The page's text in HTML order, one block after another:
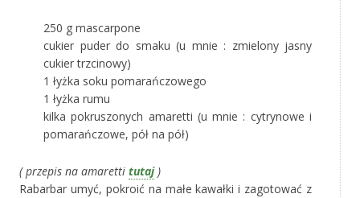
250 g mascarpone
cukier puder do smaku (u mnie : zmielony jasny
cukier trzcinowy)
1 łyżka soku pomarańczowego
1 łyżka rumu
kilka pokruszonych amaretti (u mnie : cytrynowe i
pomarańczowe, pół na pół)
( przepis na amaretti tutaj)
Rabarbar umyć, pokroić na małe kawałki i zagotować z